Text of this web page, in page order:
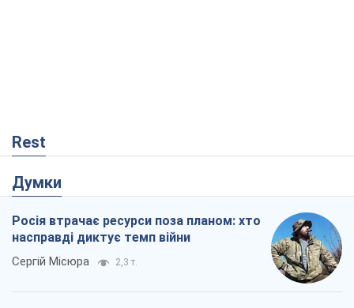
Rest
Думки
Росія втрачає ресурси поза планом: хто
насправді диктує темп війни
Сергій Місюра 2,3 т.